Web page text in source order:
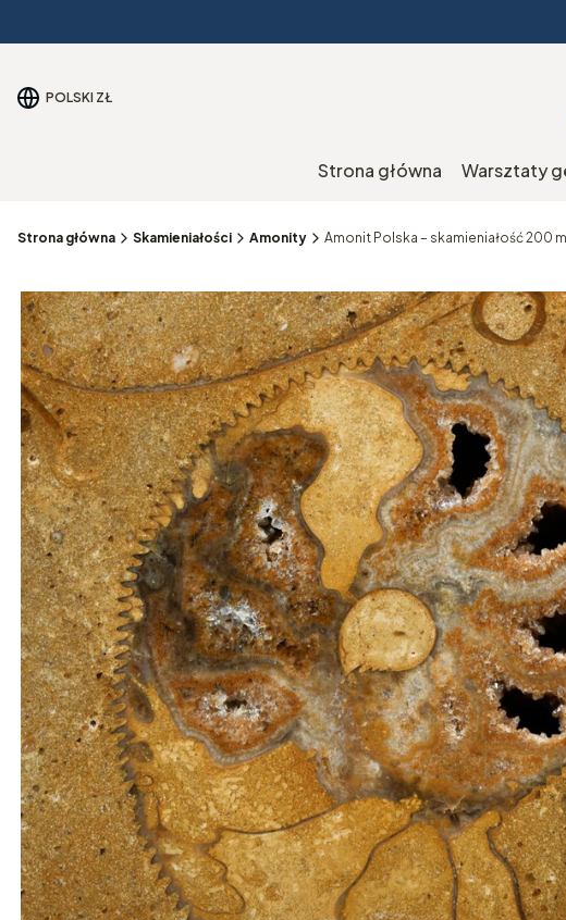
POLSKI ZŁ
Strona główna Warsztaty
Strona główna Skamieniałości Amonity Amonit Polska – skamieniałość 200